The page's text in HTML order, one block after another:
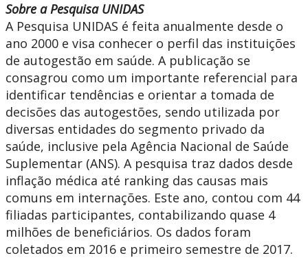
Sobre a Pesquisa UNIDAS
A Pesquisa UNIDAS é feita anualmente desde o
ano 2000 e visa conhecer o perfil das instituições
de autogestão em saúde. A publicação se
consagrou como um importante referencial para
identificar tendências e orientar a tomada de
decisões das autogestões, sendo utilizada por
diversas entidades do segmento privado da
saúde, inclusive pela Agência Nacional de Saúde
Suplementar (ANS). A pesquisa traz dados desde
inflação médica até ranking das causas mais
comuns em internações. Este ano, contou com 44
filiadas participantes, contabilizando quase 4
milhões de beneficiários. Os dados foram
coletados em 2016 e primeiro semestre de 2017.